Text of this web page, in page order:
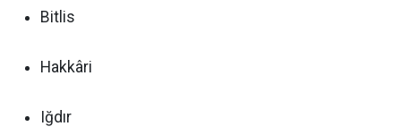
Bitlis
Hakkâri
Iğdır